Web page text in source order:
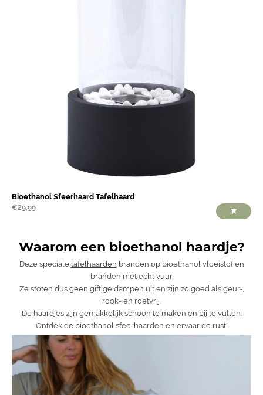
Bioethanol Sfeerhaard Tafelhaard
€29,99
Waarom een bioethanol haardje?
Deze speciale tafelhaarden branden op bioethanol vloeistof en
branden met echt vuur.
Ze stoten dus geen giftige dampen uit en zijn zo goed als geur-,
rook- en roetvrij.
De haardjes zijn gemakkelijk schoon te maken en bij te vullen.
Ontdek de bioethanol sfeerhaarden en ervaar de rust!